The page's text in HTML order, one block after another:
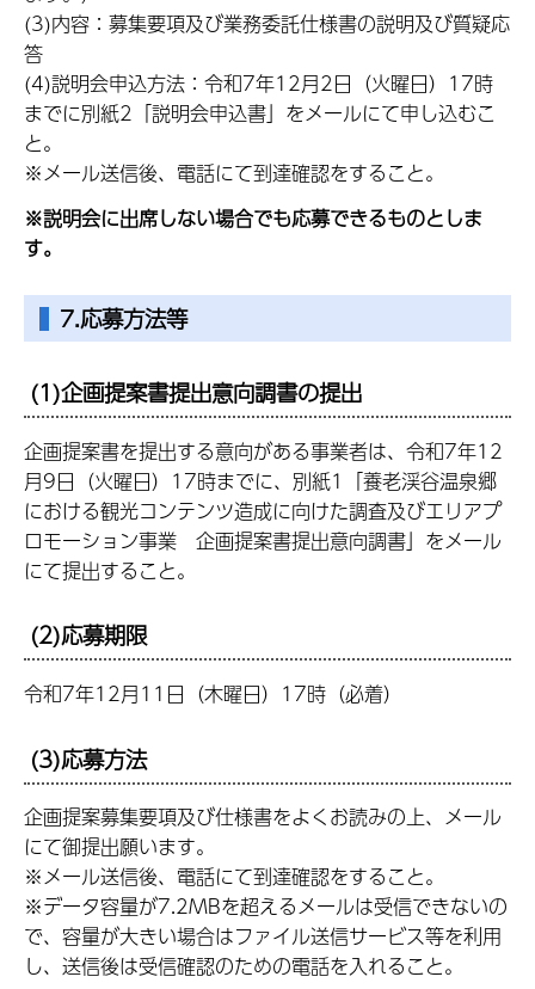
(3)内容：募集要項及び業務委託仕様書の説明及び質疑応
答
(4)説明会申込方法：令和7年12月2日（火曜日）17時
までに別紙2「説明会申込書」をメールにて申し込むこ
と。
※メール送信後、電話にて到達確認をすること。
※説明会に出席しない場合でも応募できるものとしま
す。
7.応募方法等
(1)企画提案書提出意向調書の提出
企画提案書を提出する意向がある事業者は、令和7年12
月9日（火曜日）17時までに、別紙1「養老渓谷温泉郷
における観光コンテンツ造成に向けた調査及びエリアプ
ロモーション事業 企画提案書提出意向調書」をメール
にて提出すること。
(2)応募期限
令和7年12月11日（木曜日）17時（必着）
(3)応募方法
企画提案募集要項及び仕様書をよくお読みの上、メール
にて御提出願います。
※メール送信後、電話にて到達確認をすること。
※データ容量が7.2MBを超えるメールは受信できないの
で、容量が大きい場合はファイル送信サービス等を利用
し、送信後は受信確認のための電話を入れること。